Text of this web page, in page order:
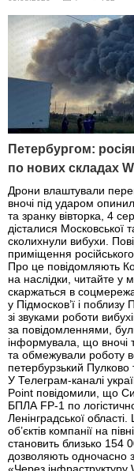
Петербургом:
по нових складах
Дрони влаштували
вночі під ударом
та зранку вівторка, 4
дісталися Московської
сколихнули вибухи.
приміщення
Про це повідомляють
на наслідки, читайте у
скаржаться в
у Підмосков’ї і поблизу
зі звуками роботи
за повідомленнями,
інформувала, що вночі
та обмежували роботу
петербурзький Пулково
У Телеграм-каналі
Point повідомили, що
БПЛА FP-1 по
Ленінградської
об’єктів компанії на
становить близько 154
дозволяють одночасно
«Через інфраструктуру